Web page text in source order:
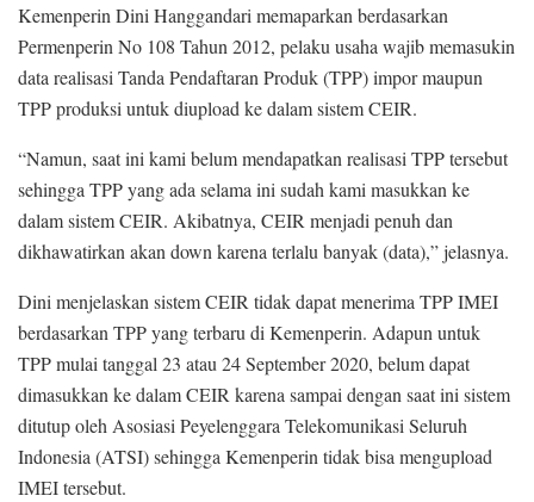
Kemenperin Dini Hanggandari memaparkan berdasarkan
Permenperin No 108 Tahun 2012, pelaku usaha wajib memasukin
data realisasi Tanda Pendaftaran Produk (TPP) impor maupun
TPP produksi untuk diupload ke dalam sistem CEIR.
“Namun, saat ini kami belum mendapatkan realisasi TPP tersebut
sehingga TPP yang ada selama ini sudah kami masukkan ke
dalam sistem CEIR. Akibatnya, CEIR menjadi penuh dan
dikhawatirkan akan down karena terlalu banyak (data),” jelasnya.
Dini menjelaskan sistem CEIR tidak dapat menerima TPP IMEI
berdasarkan TPP yang terbaru di Kemenperin. Adapun untuk
TPP mulai tanggal 23 atau 24 September 2020, belum dapat
dimasukkan ke dalam CEIR karena sampai dengan saat ini sistem
ditutup oleh Asosiasi Peyelenggara Telekomunikasi Seluruh
Indonesia (ATSI) sehingga Kemenperin tidak bisa mengupload
IMEI tersebut.